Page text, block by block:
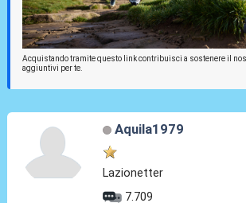
Acquistando tramite questo link contribuisci a sostenere il
aggiuntivi per te.
Aquila1979
Lazionetter
7.709